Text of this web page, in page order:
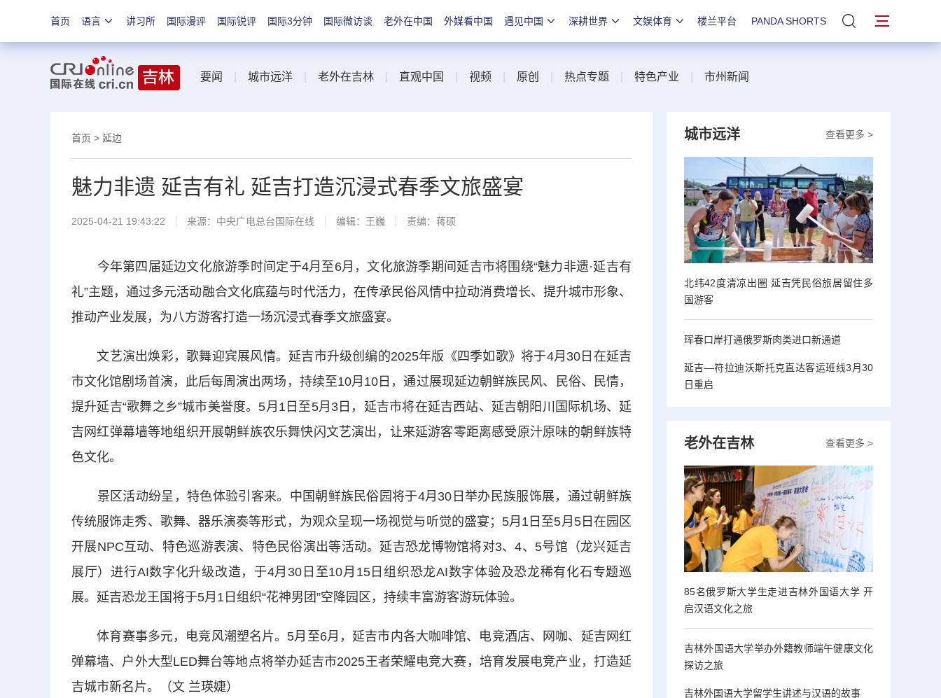
首页 语言 讲习所 国际漫评 国际锐评 国际3分钟 国际微访谈 老外在中国 外媒看中国 遇见中国 深耕世界 文娱体育 楼兰平台 PANDA SHORTS 站内搜索
要闻 城市远洋 老外在吉林 直观中国 视频 原创 热点专题 特色产业 市州新闻
首页 > 延边
魅力非遗 延吉有礼 延吉打造沉浸式春季文旅盛宴
2025-04-21 19:43:22 来源：中央广电总台国际在线 编辑：王巍 责编：蒋硕
今年第四届延边文化旅游季时间定于4月至6月，文化旅游季期间延吉市将围绕“魅力非遗·延吉有
礼”主题，通过多元活动融合文化底蕴与时代活力，在传承民俗风情中拉动消费增长、提升城市形象、
推动产业发展，为八方游客打造一场沉浸式春季文旅盛宴。
文艺演出焕彩，歌舞迎宾展风情。延吉市升级创编的2025年版《四季如歌》将于4月30日在延吉
市文化馆剧场首演，此后每周演出两场，持续至10月10日，通过展现延边朝鲜族民风、民俗、民情，
提升延吉“歌舞之乡”城市美誉度。5月1日至5月3日，延吉市将在延吉西站、延吉朝阳川国际机场、延
吉网红弹幕墙等地组织开展朝鲜族农乐舞快闪文艺演出，让来延游客零距离感受原汁原味的朝鲜族特
色文化。
景区活动纷呈，特色体验引客来。中国朝鲜族民俗园将于4月30日举办民族服饰展，通过朝鲜族
传统服饰走秀、歌舞、器乐演奏等形式，为观众呈现一场视觉与听觉的盛宴；5月1日至5月5日在园区
开展NPC互动、特色巡游表演、特色民俗演出等活动。延吉恐龙博物馆将对3、4、5号馆（龙兴延吉
展厅）进行AI数字化升级改造，于4月30日至10月15日组织恐龙AI数字体验及恐龙稀有化石专题巡
展。延吉恐龙王国将于5月1日组织“花神男团”空降园区，持续丰富游客游玩体验。
体育赛事多元，电竞风潮塑名片。5月至6月，延吉市内各大咖啡馆、电竞酒店、网咖、延吉网红
弹幕墙、户外大型LED舞台等地点将举办延吉市2025王者荣耀电竞大赛，培育发展电竞产业，打造延
吉城市新名片。（文 兰瑛婕）
查看更多 >
城市远洋
北纬42度清凉出圈 延吉凭民俗旅居留住多
国游客
珲春口岸打通俄罗斯肉类进口新通道
延吉—符拉迪沃斯托克直达客运班线3月30
日重启
查看更多 >
老外在吉林
85名俄罗斯大学生走进吉林外国语大学 开
启汉语文化之旅
吉林外国语大学举办外籍教师端午健康文化
探访之旅
吉林外国语大学留学生讲述与汉语的故事